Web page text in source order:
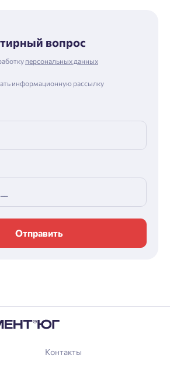
вопрос
персональных данных
информационную рассылку
Отправить
Контакты